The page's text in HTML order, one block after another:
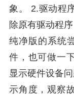
象。 2.驱动程
除原有驱动程
纯净版的系统
件，也可做一
显示硬件设备
示角度，观察